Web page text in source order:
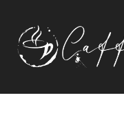
content
Home